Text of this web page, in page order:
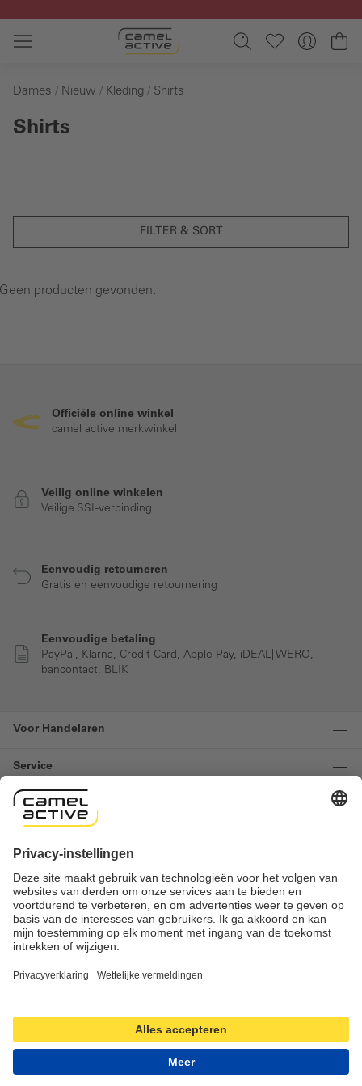
Ga naar de hoofdinhoud
Dames Nieuw Kleding Shirts
Shirts
FILTER & SORT
producten gevonden.
Officiële online winkel
camel active merkwinkel
Veilig online winkelen
Veilige SSL-verbinding
Eenvoudig retourneren
Gratis en eenvoudige retournering
Eenvoudige betaling
PayPal, Klarna, Credit Card, Apple Pay, iDEAL| WERO,
bancontact, BLIK
Voor Handelaren
Service
Informatie
Important links
Herroeping